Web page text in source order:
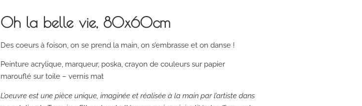
Oh la belle vie, 80x60cm
Des coeurs à foison, on se prend la main, on s’embrasse et on danse !
Peinture acrylique, marqueur, poska, crayon de couleurs sur papier
marouflé sur toile – vernis mat
L’oeuvre est une pièce unique, imaginée et réalisée à la main par l’artiste dans